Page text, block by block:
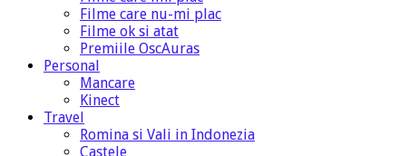
Filme care nu-mi plac
Filme ok si atat
Premiile OscAuras
Personal
Mancare
Kinect
Travel
Romina si Vali in Indonezia
Castele